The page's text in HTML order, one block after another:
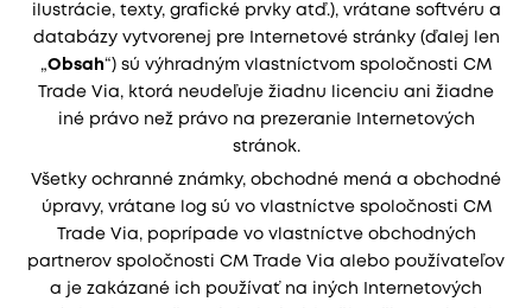
ilustrácie, texty, grafické prvky atď.), vrátane softvéru a
databázy vytvorenej pre Internetové stránky (ďalej len
„Obsah“) sú výhradným vlastníctvom spoločnosti CM
Trade Via, ktorá neudeľuje žiadnu licenciu ani žiadne
iné právo než právo na prezeranie Internetových
stránok.
Všetky ochranné známky, obchodné mená a obchodné
úpravy, vrátane log sú vo vlastníctve spoločnosti CM
Trade Via, poprípade vo vlastníctve obchodných
partnerov spoločnosti CM Trade Via alebo používateľov
a je zakázané ich používať na iných Internetových